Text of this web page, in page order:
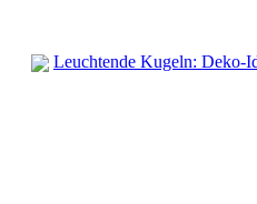
Leuchtende Kugeln: Deko-